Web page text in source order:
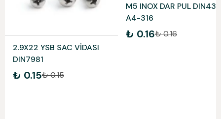
2.9X22 YSB SAC VİDASI
DIN7981
₺ 0.15₺ 0.15
M5 INOX DAR PUL DIN433
A4-316
₺ 0.16₺ 0.16